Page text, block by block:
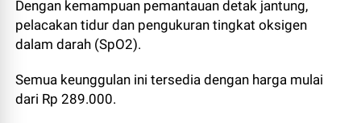
Dengan kemampuan pemantauan detak jantung,
pelacakan tidur dan pengukuran tingkat oksigen
dalam darah (SpO2).
Semua keunggulan ini tersedia dengan harga mulai
dari Rp 289.000.